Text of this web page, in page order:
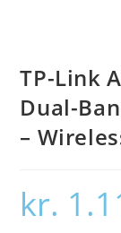
TP-Link
Dual-
–
kr.